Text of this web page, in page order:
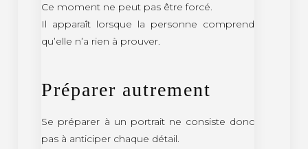
Ce moment ne peut pas être forcé.
Il apparaît lorsque la personne comprend
qu’elle n’a rien à prouver.
Préparer autrement
Se préparer à un portrait ne consiste donc
pas à anticiper chaque détail.